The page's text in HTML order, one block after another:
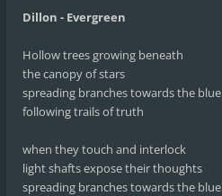
Dillon - Evergreen
Hollow trees growing beneath
the canopy of stars
spreading branches towards the blue
following trails of truth
when they touch and interlock
light shafts expose their thoughts
spreading branches towards the blue